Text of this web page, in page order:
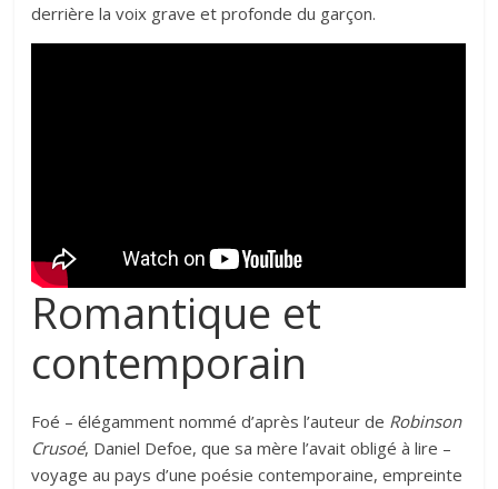
derrière la voix grave et profonde du garçon.
Romantique et
contemporain
Foé – élégamment nommé d’après l’auteur de Robinson
Crusoé, Daniel Defoe, que sa mère l’avait obligé à lire –
voyage au pays d’une poésie contemporaine, empreinte